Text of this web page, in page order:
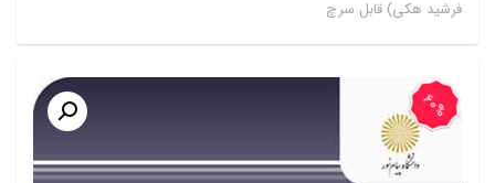
فرشید هکی) قابل سرچ
60%